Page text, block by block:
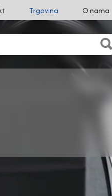
Trgovina O nama